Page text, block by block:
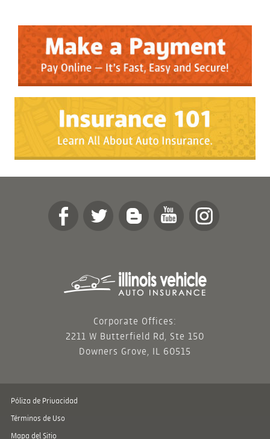
Corporate Offices:
2211 W Butterfield Rd, Ste 150
Downers Grove, IL 60515
Póliza de Privacidad
Términos de Uso
Mapa del Sitio